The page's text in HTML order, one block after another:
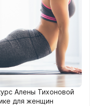
Алены Тихоновой
для женщин